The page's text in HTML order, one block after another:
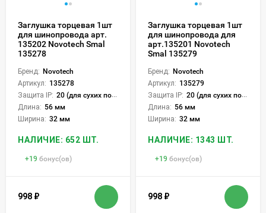
Заглушка торцевая 1шт
для шинопровода арт.
135202 Novotech Smal
135278
Бренд: Novotech
Артикул: 135278
Защита IP: 20 (для сухих пом.)
Длина: 56 мм
Ширина: 32 мм
НАЛИЧИЕ: 652 ШТ.
+19 бонус(ов)
998 ₽
Заглушка торцевая 1шт
для шинопровода для
арт.135201 Novotech
Smal 135279
Бренд: Novotech
Артикул: 135279
Защита IP: 20 (для сухих пом.)
Длина: 56 мм
Ширина: 32 мм
НАЛИЧИЕ: 1343 ШТ.
+19 бонус(ов)
998 ₽